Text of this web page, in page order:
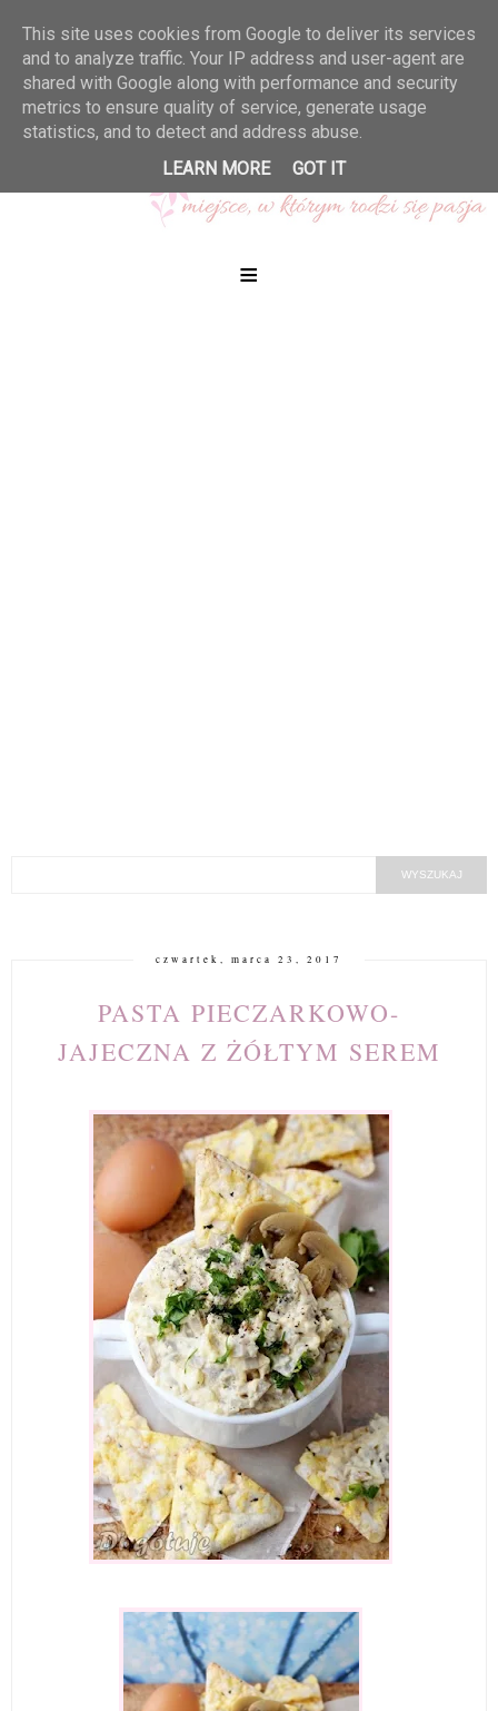
≡
czwartek, marca 23, 2017
PASTA PIECZARKOWO-
JAJECZNA Z ŻÓŁTYM SEREM
This site uses cookies from Google to deliver its services
and to analyze traffic. Your IP address and user-agent are
shared with Google along with performance and security
metrics to ensure quality of service, generate usage
statistics, and to detect and address abuse.
LEARN MORE
GOT IT